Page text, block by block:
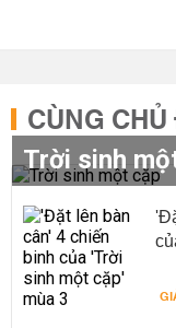
CÙNG
Trời sinh